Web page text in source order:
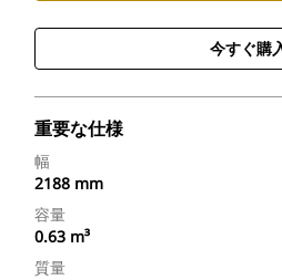
今すぐ購
重要な仕様
幅
2188 mm
容量
0.63 m³
質量